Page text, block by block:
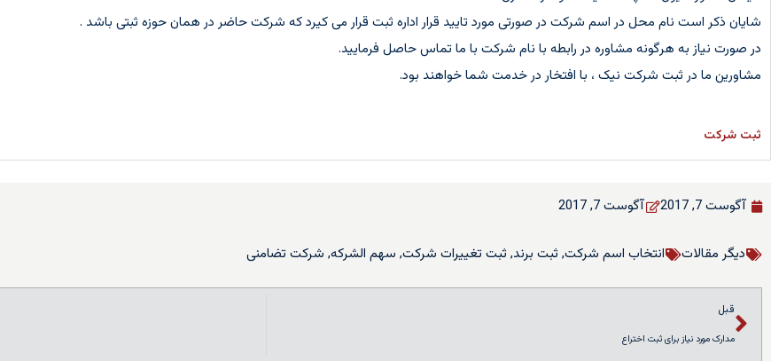
شایان ذکر است نام محل در اسم شرکت در صورتی مورد تایید قرار اداره ثبت قرار می کیرد که شرکت حاضر در همان حوزه ثبتی باشد .
در صورت نیاز به هرگونه مشاوره در رابطه با نام شرکت با ما تماس حاصل فرمایید.
مشاورین ما در ثبت شرکت نیک ، با افتخار در خدمت شما خواهند بود.
ثبت شرکت
آگوست 7, 2017 آگوست 7, 2017
دیگر مقالات انتخاب اسم شرکت, ثبت برند, ثبت تغییرات شرکت, سهم الشرکه, شرکت تضامنی
قبل
مدارک مورد نیاز برای ثبت اختراع